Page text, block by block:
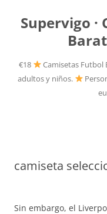
Supervigo ·
€18
Camisetas Futbol
adultos y niños.
camiseta
Sin embargo, el